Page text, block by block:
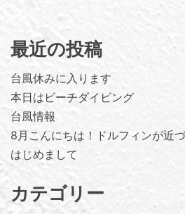
最近の投稿
台風休みに入ります
本日はビーチダイビング
台風情報
8月こんにちは！ドルフィンが近
はじめまして
カテゴリー